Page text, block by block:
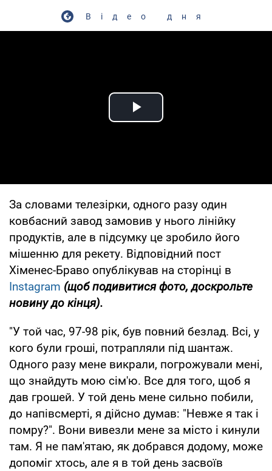
Відео дня
Play Video
За словами телезірки, одного разу один
ковбасний завод замовив у нього лінійку
продуктів, але в підсумку це зробило його
мішенню для рекету. Відповідний пост
Хіменес-Браво опублікував на сторінці в
Instagram (щоб подивитися фото, доскрольте
новину до кінця).
"У той час, 97-98 рік, був повний безлад. Всі, у
кого були гроші, потрапляли під шантаж.
Одного разу мене викрали, погрожували мені,
що знайдуть мою сім'ю. Все для того, щоб я
дав грошей. У той день мене сильно побили,
до напівсмерті, я дійсно думав: "Невже я так і
помру?". Вони вивезли мене за місто і кинули
там. Я не пам'ятаю, як добрався додому, може
допоміг хтось, але я в той день засвоїв